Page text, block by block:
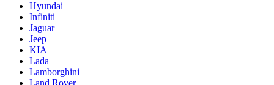
Hyundai
Infiniti
Jaguar
Jeep
KIA
Lada
Lamborghini
Land Rover